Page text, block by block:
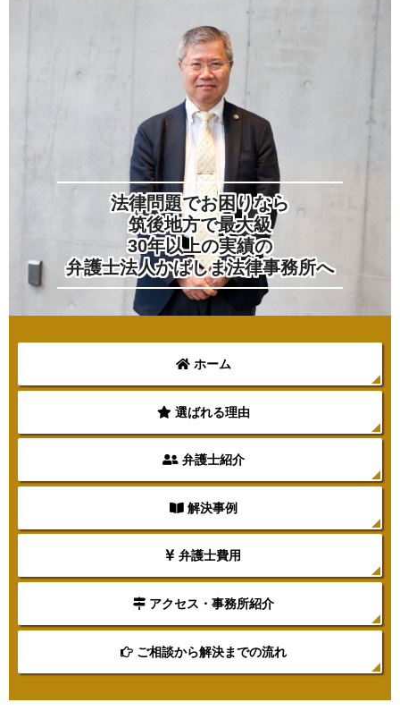
法律問題でお困りなら
筑後地方で最大級
30年以上の実績の
弁護士法人かばしま法律事務所へ
ホーム
選ばれる理由
弁護士紹介
解決事例
弁護士費用
アクセス・事務所紹介
ご相談から解決までの流れ